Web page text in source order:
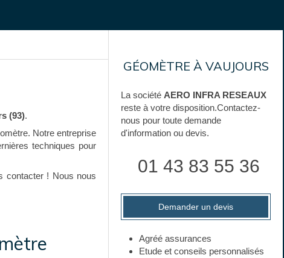
(93).
Notre entreprise
techniques pour
contacter ! Nous nous
GÉOMÈTRE À VAUJOURS
La société AERO INFRA RESEAUX
reste à votre disposition.Contactez-
nous pour toute demande
d'information ou devis.
01 43 83 55 36
Demander un devis
Agréé assurances
Etude et conseils personnalisés